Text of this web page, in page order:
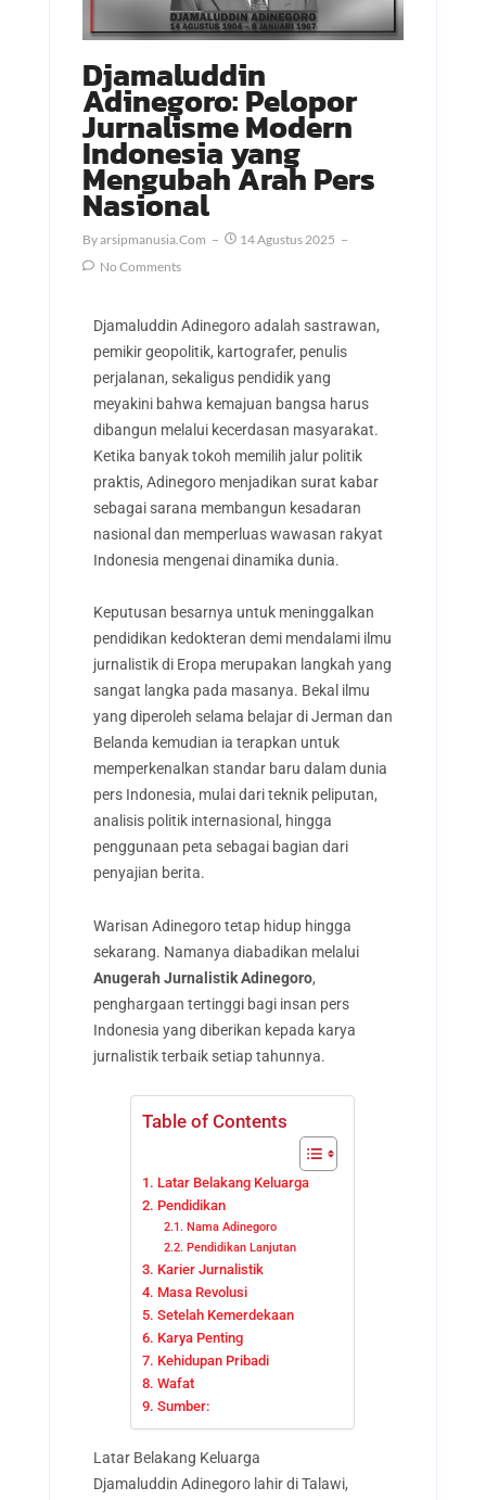
Djamaluddin
Adinegoro: Pelopor
Jurnalisme Modern
Indonesia yang
Mengubah Arah Pers
Nasional
ByArsipmanusia.com
14 Agustus 2025
No Comments
Djamaluddin Adinegoroadalah sastrawan,
pemikir geopolitik, kartografer, penulis
perjalanan, sekaligus pendidik yang
meyakini bahwa kemajuan bangsa harus
dibangun melalui kecerdasan masyarakat.
Ketika banyak tokoh memilih jalur politik
praktis, Adinegoro menjadikan surat kabar
sebagai sarana membangun kesadaran
nasional dan memperluas wawasan rakyat
Indonesia mengenai dinamika dunia.
Keputusan besarnya untuk meninggalkan
pendidikan kedokteran demi mendalami ilmu
jurnalistik di Eropa merupakan langkah yang
sangat langka pada masanya. Bekal ilmu
yang diperoleh selama belajar di Jerman dan
Belanda kemudian ia terapkan untuk
memperkenalkan standar baru dalam dunia
pers Indonesia, mulai dari teknik peliputan,
analisis politik internasional, hingga
penggunaan peta sebagai bagian dari
penyajian berita.
Warisan Adinegoro tetap hidup hingga
sekarang. Namanya diabadikan melalui
Anugerah Jurnalistik Adinegoro,
penghargaan tertinggi bagi insan pers
Indonesia yang diberikan kepada karya
jurnalistik terbaik setiap tahunnya.
Table of Contents
Latar Belakang Keluarga
Pendidikan
Nama Adinegoro
Pendidikan Lanjutan
Karier Jurnalistik
Masa Revolusi
Setelah Kemerdekaan
Karya Penting
Kehidupan Pribadi
Wafat
Sumber:
Latar Belakang Keluarga
Djamaluddin Adinegoro lahir di Talawi,